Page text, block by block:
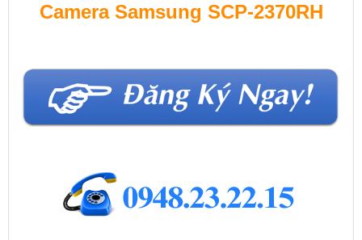
Camera Samsung SCP-2370RH